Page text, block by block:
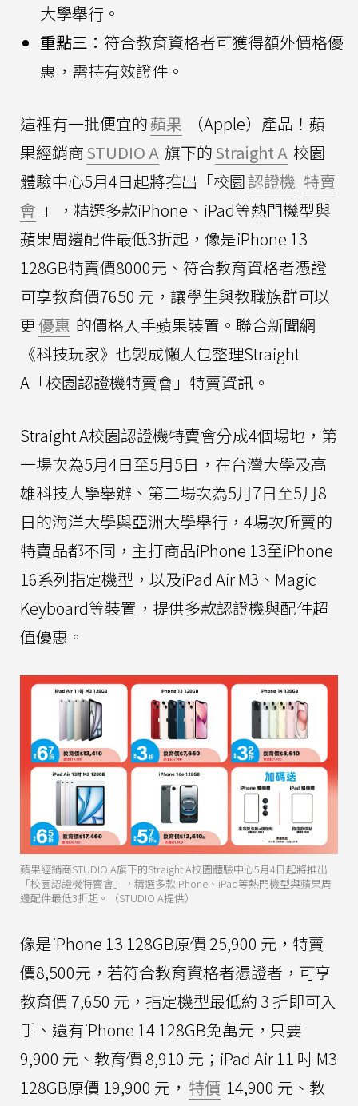
大學舉行。
重點三： 符合教育資格者可獲得額外價格優
惠，需持有效證件。
這裡有一批便宜的蘋果
（Apple）產品！蘋
果經銷商STUDIO A 旗下的Straight A 校園
體驗中心5月4日起將推出「校園認證機 特賣
會 」，精選多款iPhone、iPad等熱門機型與
蘋果周邊配件最低3折起，像是iPhone 13
128GB特賣價8000元、符合教育資格者憑證
可享教育價7650 元，讓學生與教職族群可以
更優惠 的價格入手蘋果裝置。聯合新聞網
《科技玩家》也製成懶人包整理Straight
A「校園認證機特賣會」特賣資訊。
Straight A校園認證機特賣會分成4個場地，第
一場次為5月4日至5月5日，在台灣大學及高
雄科技大學舉辦、第二場次為5月7日至5月8
日的海洋大學與亞洲大學舉行，4場次所賣的
特賣品都不同，主打商品iPhone 13至iPhone
16系列指定機型，以及iPad Air M3、Magic
Keyboard等裝置，提供多款認證機與配件超
值優惠。
蘋果經銷商STUDIO A旗下的Straight A校園體驗中心5月4日起將推出
「校園認證機特賣會」，精選多款iPhone、iPad等熱門機型與蘋果周
邊配件最低3折起。（STUDIO A提供）
像是iPhone 13 128GB原價 25,900 元，特賣
價8,500元，若符合教育資格者憑證者，可享
教育價 7,650 元，指定機型最低約 3 折即可入
手、還有iPhone 14 128GB免萬元，只要
9,900 元、教育價 8,910 元；iPad Air 11 吋 M3
128GB原價 19,900 元， 特價 14,900 元、教